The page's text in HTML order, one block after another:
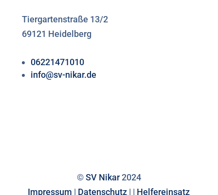
Tiergartenstraße 13/2
69121 Heidelberg
06221471010
info@sv-nikar.de
©SV Nikar2024
Impressum | Datenschutz | | Helfereinsatz